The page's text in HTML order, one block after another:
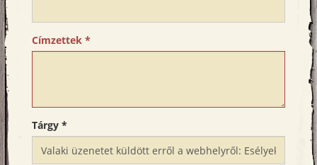
Címzettek *
Tárgy *